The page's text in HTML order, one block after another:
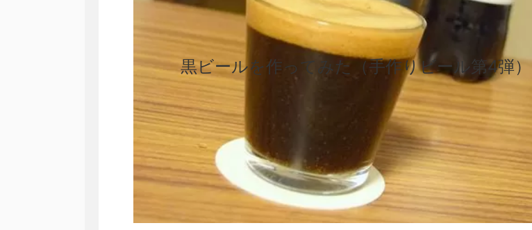
黒ビールを作ってみた（手作りビール第4弾）